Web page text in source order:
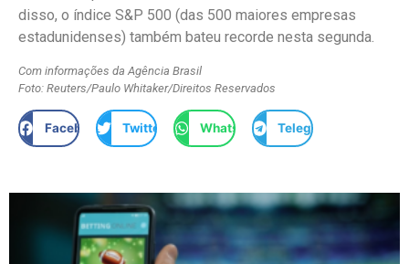
disso, o índice S&P 500 (das 500 maiores empresas
estadunidenses) também bateu recorde nesta segunda.
Com informações da Agência Brasil
Foto: Reuters/Paulo Whitaker/Direitos Reservados
Facebook Twitter WhatsApp Telegram